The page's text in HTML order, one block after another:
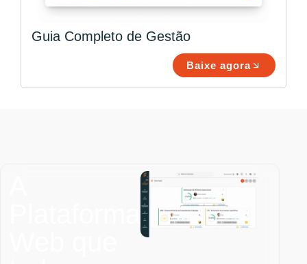
Guia Completo de Gestão
Baixe agora